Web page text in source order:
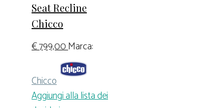
Seat Recline
Chicco
€799,00Marca:
Chicco
Aggiungi alla lista dei